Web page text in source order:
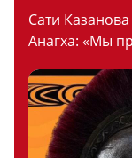
Сати
Анагха: «Мы